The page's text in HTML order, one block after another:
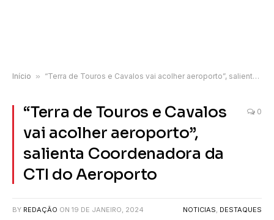
Início » “Terra de Touros e Cavalos vai acolher aeroporto”, salienta Coordenadora da CTI do Aeroporto
“Terra de Touros e Cavalos
vai acolher aeroporto”,
salienta Coordenadora da
CTI do Aeroporto
0
BY REDAÇÃO ON 19 DE JANEIRO, 2024 NOTICIAS, DESTAQUES